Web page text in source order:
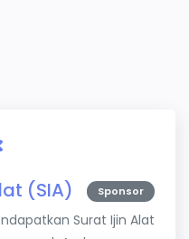
(SIA) Sponsor
Surat Ijin Alat